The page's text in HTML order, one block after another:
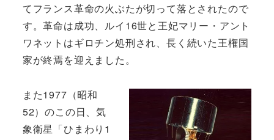
てフランス革命の火ぶたが切って落とされたので
す。革命は成功、ルイ16世と王妃マリー・アント
ワネットはギロチン処刑され、長く続いた王権国
家が終焉を迎えました。
また1977（昭和
52）のこの日、気
象衛星「ひまわり1